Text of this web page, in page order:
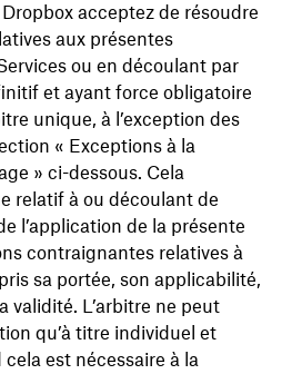
acceptez de résoudre
aux présentes
ou en découlant par
et ayant force obligatoire
unique, à l’exception des
« Exceptions à la
» ci-dessous. Cela
relatif à ou découlant de
l’application de la présente
contraignantes relatives à
sa portée, son applicabilité,
validité. L’arbitre ne peut
qu’à titre individuel et
est nécessaire à la